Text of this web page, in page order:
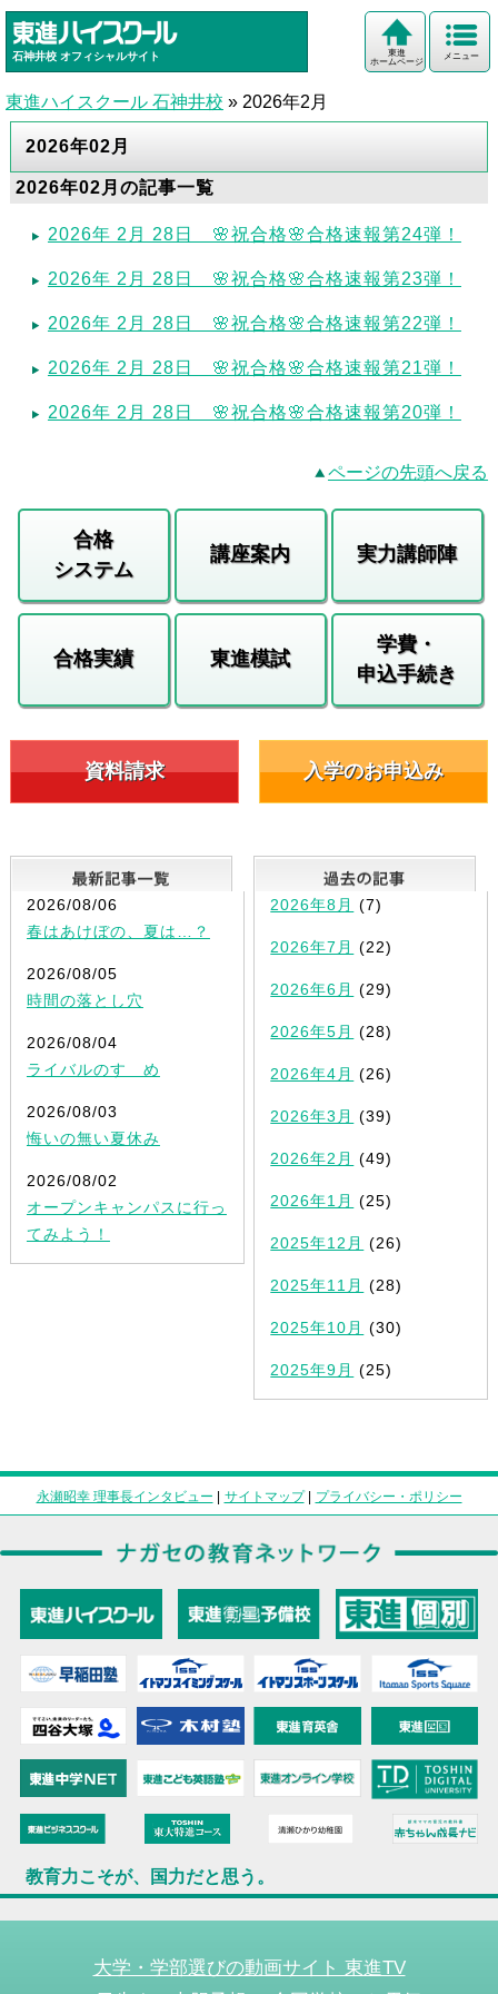
石神井校 オフィシャルサイト メニュー
東進
ホームページ
東進ハイスクール 石神井校 » 2026年2月
2026年02月
2026年02月の記事一覧
2026年 2月 28日 🌸祝合格🌸合格速報第24弾！
2026年 2月 28日 🌸祝合格🌸合格速報第23弾！
2026年 2月 28日 🌸祝合格🌸合格速報第22弾！
2026年 2月 28日 🌸祝合格🌸合格速報第21弾！
2026年 2月 28日 🌸祝合格🌸合格速報第20弾！
ページの先頭へ戻る
合格
システム
講座案内 実力講師陣
合格実績 東進模試
学費・
申込手続き
資料請求 入学のお申込み
最新記事一覧
2026/08/06
春はあけぼの、夏は…？
2026/08/05
時間の落とし穴
2026/08/04
ライバルのすゝめ
2026/08/03
悔いの無い夏休み
2026/08/02
オープンキャンパスに行っ
てみよう！
2026年8月 (7)
2026年7月 (22)
2026年6月 (29)
2026年5月 (28)
2026年4月 (26)
2026年3月 (39)
2026年2月 (49)
2026年1月 (25)
2025年12月 (26)
2025年11月 (28)
2025年10月 (30)
2025年9月 (25)
永瀬昭幸 理事長インタビュー | サイトマップ| プライバシー・ポリシー
教育力こそが、国力だと思う。
大学・学部選びの動画サイト 東進TV